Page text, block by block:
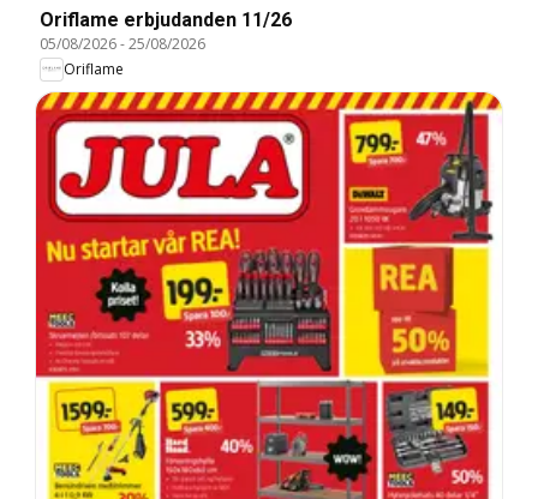
Oriflame erbjudanden 11/26
05/08/2026-25/08/2026
Oriflame